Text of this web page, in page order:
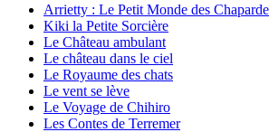
Arrietty : Le Petit Monde des
Kiki la Petite Sorcière
Le Château ambulant
Le château dans le ciel
Le Royaume des chats
Le vent se lève
Le Voyage de Chihiro
Les Contes de Terremer